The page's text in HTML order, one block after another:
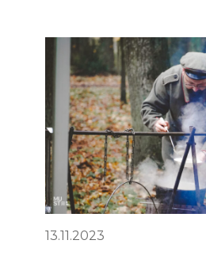
13.11.2023